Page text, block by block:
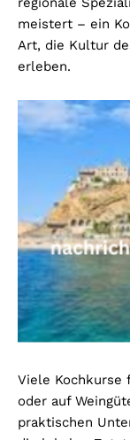
meistert – ein
Art, die Kultur
erleben.
Viele Kochkurse
oder auf
praktischen